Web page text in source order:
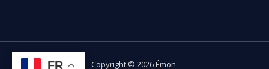
Copyright © 2026 Émon.
FR